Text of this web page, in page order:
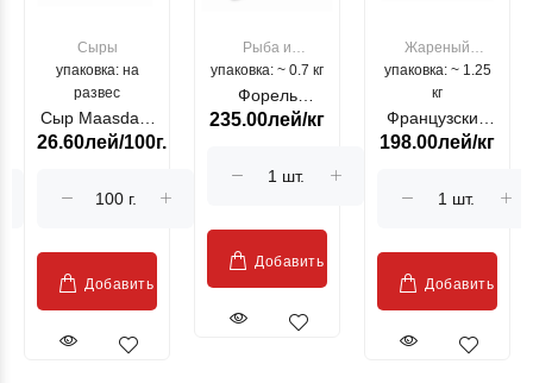
Сыры
упаковка: на
развес
Сыр Maasdam
Sublime Cow
26.60лей/100г.
Добавить
Рыба и
морепродукты
упаковка: ~ 0.7 кг
Форель
лососевая
Moldovenesc"
235.00лей/кг
Добавить
Жареный
цыпленок
упаковка: ~ 1.25
кг
Французский
гриль, кг
198.00лей/кг
Добавить